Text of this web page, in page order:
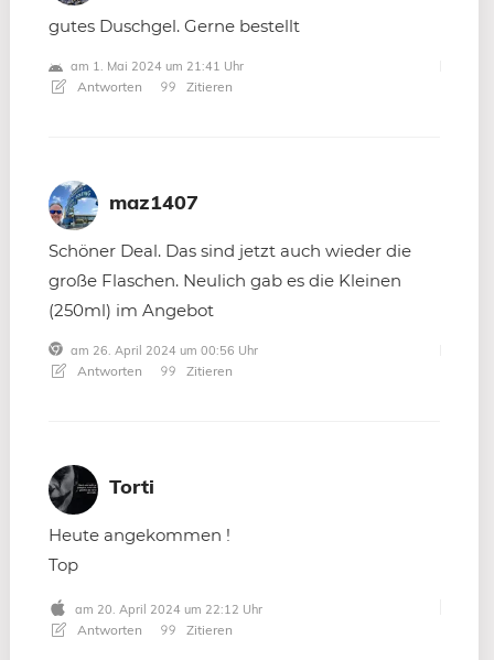
gutes Duschgel. Gerne bestellt
am 1. Mai 2024 um 21:41 Uhr
Antworten Zitieren
maz1407
Schöner Deal. Das sind jetzt auch wieder die
große Flaschen. Neulich gab es die Kleinen
(250ml) im Angebot
am 26. April 2024 um 00:56 Uhr
Antworten Zitieren
Torti
Heute angekommen !
Top
am 20. April 2024 um 22:12 Uhr
Antworten Zitieren